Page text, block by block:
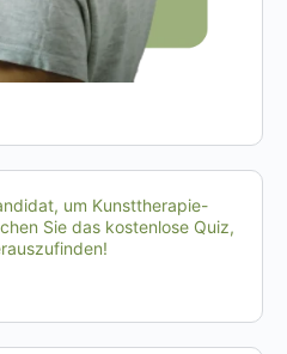
um Kunsttherapie-
Sie das kostenlose Quiz,